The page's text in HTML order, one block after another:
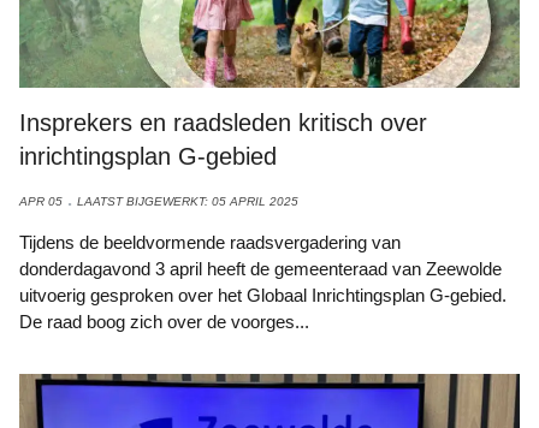
Insprekers en raadsleden kritisch over
inrichtingsplan G-gebied
APR 05 LAATST BIJGEWERKT: 05 APRIL 2025
Tijdens de beeldvormende raadsvergadering van
donderdagavond 3 april heeft de gemeenteraad van Zeewolde
uitvoerig gesproken over het Globaal Inrichtingsplan G-gebied.
De raad boog zich over de voorges...